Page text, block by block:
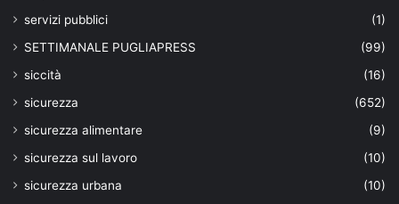
servizi pubblici
(1)
SETTIMANALE PUGLIAPRESS
(99)
siccità
(16)
sicurezza
(652)
sicurezza alimentare
(9)
sicurezza sul lavoro
(10)
sicurezza urbana
(10)